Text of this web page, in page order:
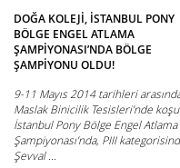
DOĞA KOLEJİ, İSTANBUL PONY
BÖLGE ENGEL ATLAMA
ŞAMPİYONASI’NDA BÖLGE
ŞAMPİYONU OLDU!
9-11 Mayıs 2014 tarihleri
Maslak Binicilik Tesisleri’nde
İstanbul Pony Bölge Engel Atlama
Şampiyonası’nda, PIII
Şevval ...